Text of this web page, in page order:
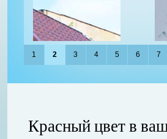
1 2 3 4 5 6 7
Красный цвет в